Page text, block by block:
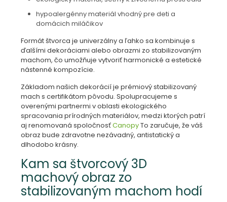
hypoalergénny materiál vhodný pre deti a
domácich miláčikov
Formát štvorca je univerzálny a ľahko sa kombinuje s
ďalšími dekoráciami alebo obrazmi zo stabilizovaným
machom, čo umožňuje vytvoriť harmonické a estetické
nástenné kompozície.
Základom našich dekorácií je prémiový stabilizovaný
mach s certifikátom pôvodu. Spolupracujeme s
overenými partnermi v oblasti ekologického
spracovania prírodných materiálov, medzi ktorých patrí
aj renomovaná spoločnosťCanopyTo zaručuje, že váš
obraz bude zdravotne nezávadný, antistatický a
dlhodobo krásny.
Kam sa štvorcový 3D
machový obraz zo
stabilizovaným machom hodí